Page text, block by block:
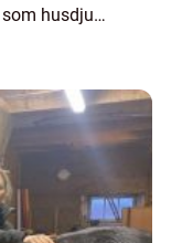
husdjur.